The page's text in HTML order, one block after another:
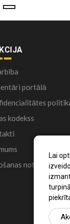
Lai
portālā
kodekss
noteikumi